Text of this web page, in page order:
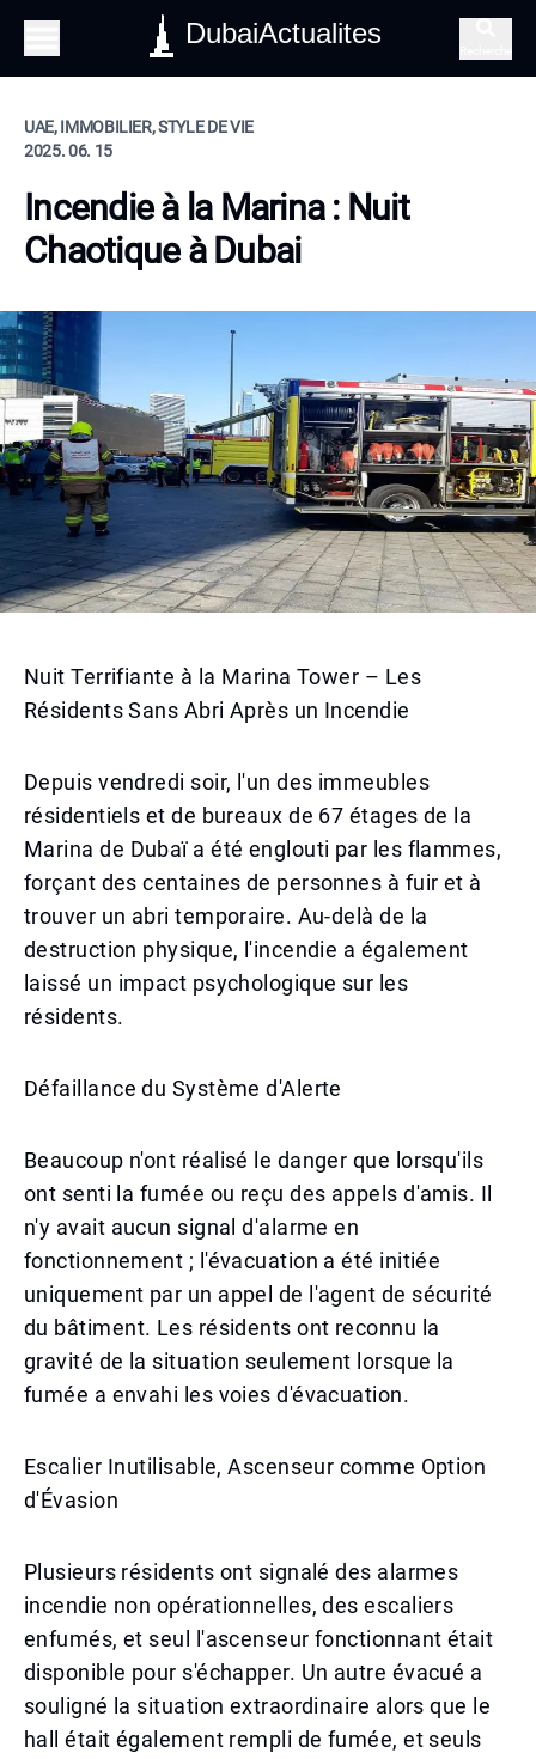
DubaiActualites
UAE, IMMOBILIER, STYLE DE VIE
2025. 06. 15
Incendie à la Marina : Nuit
Chaotique à Dubai
Nuit Terrifiante à la Marina Tower – Les
Résidents Sans Abri Après un Incendie
Depuis vendredi soir, l'un des immeubles
résidentiels et de bureaux de 67 étages de la
Marina de Dubaï a été englouti par les flammes,
forçant des centaines de personnes à fuir et à
trouver un abri temporaire. Au-delà de la
destruction physique, l'incendie a également
laissé un impact psychologique sur les
résidents.
Défaillance du Système d'Alerte
Beaucoup n'ont réalisé le danger que lorsqu'ils
ont senti la fumée ou reçu des appels d'amis. Il
n'y avait aucun signal d'alarme en
fonctionnement ; l'évacuation a été initiée
uniquement par un appel de l'agent de sécurité
du bâtiment. Les résidents ont reconnu la
gravité de la situation seulement lorsque la
fumée a envahi les voies d'évacuation.
Escalier Inutilisable, Ascenseur comme Option
d'Évasion
Plusieurs résidents ont signalé des alarmes
incendie non opérationnelles, des escaliers
enfumés, et seul l'ascenseur fonctionnant était
disponible pour s'échapper. Un autre évacué a
souligné la situation extraordinaire alors que le
hall était également rempli de fumée, et seuls